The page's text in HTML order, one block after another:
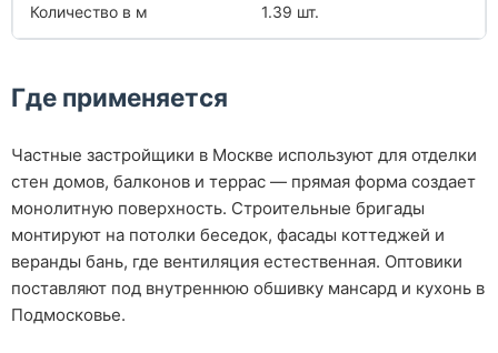
Количество в м 1.39 шт.
Где применяется
Частные застройщики в Москве используют для отделки
стен домов, балконов и террас — прямая форма создает
монолитную поверхность. Строительные бригады
монтируют на потолки беседок, фасады коттеджей и
веранды бань, где вентиляция естественная. Оптовики
поставляют под внутреннюю обшивку мансард и кухонь в
Подмосковье.